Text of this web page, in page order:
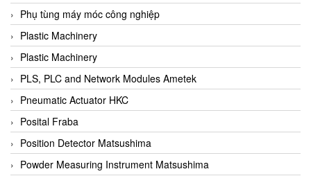
Bentone Vietnam
Bernstein Vietnam
Berthold
Bestech
Bestech
BETA
Bifold
Bihl+wiedemann
Phụ tùng máy móc công nghiệp
Plastic Machinery
Plastic Machinery
PLS, PLC and Network Modules Ametek
Pneumatic Actuator HKC
Posital Fraba
Position Detector Matsushima
Powder Measuring Instrument Matsushima